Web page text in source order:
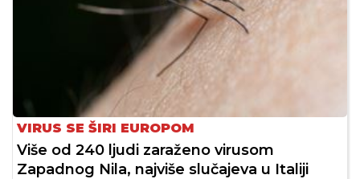
VIRUS SE ŠIRI EUROPOM
Više od 240 ljudi zaraženo virusom
Zapadnog Nila, najviše slučajeva u Italiji